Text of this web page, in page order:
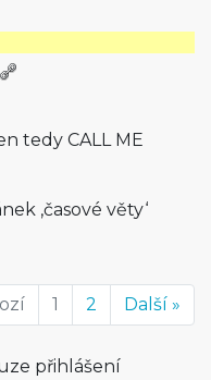
tedy CALL ME
‚časové věty‘
1 2 Další »
přihlášení